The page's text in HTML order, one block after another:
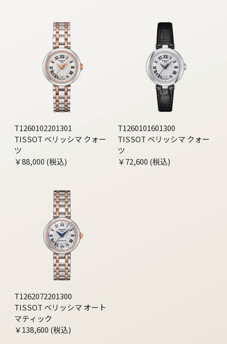
T1260102201301
TISSOT ベリッシマ クォー
ツ
￥88,000 (税込)
T1260101601300
TISSOT ベリッシマ クォー
ツ
￥72,600 (税込)
T1262072201300
TISSOT ベリッシマ オート
マティック
￥138,600 (税込)